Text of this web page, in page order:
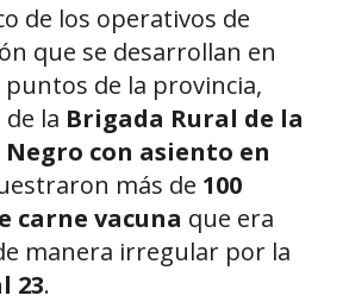
de los operativos de
que se desarrollan en
de la provincia,
la Brigada Rural de la
Negro con asiento en
más de 100
carne vacuna que era
manera irregular por la
23.